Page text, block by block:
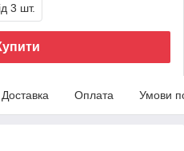
3 шт.
Доставка Оплата Умови